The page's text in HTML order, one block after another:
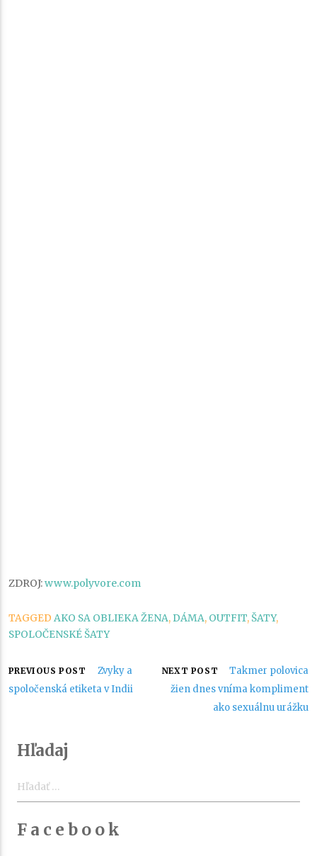
ZDROJ:www.polyvore.com
TAGGED AKO SA OBLIEKA ŽENA, DÁMA, OUTFIT, ŠATY,
SPOLOČENSKÉ ŠATY
Navigácia
článku
PREVIOUS POST
Zvyky a
spoločenská etiketa v Indii
NEXT POST
Takmer polovica
žien dnes vníma kompliment
ako sexuálnu urážku
Hľadaj
F a c e b o o k